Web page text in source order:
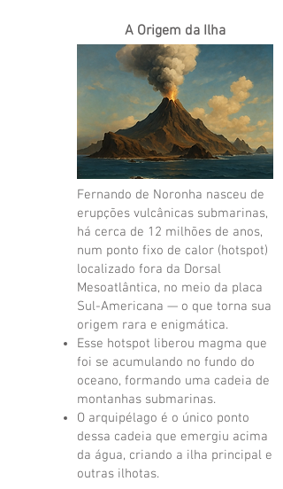
A Origem da Ilha
Fernando de Noronha nasceu de
erupções vulcânicas submarinas,
há cerca de 12 milhões de anos,
num ponto fixo de calor (hotspot)
localizado fora da Dorsal
Mesoatlântica, no meio da placa
Sul-Americana — o que torna sua
origem rara e enigmática.
Esse hotspot liberou magma que
foi se acumulando no fundo do
oceano, formando uma cadeia de
montanhas submarinas.
O arquipélago é o único ponto
dessa cadeia que emergiu acima
da água, criando a ilha principal e
outras ilhotas.